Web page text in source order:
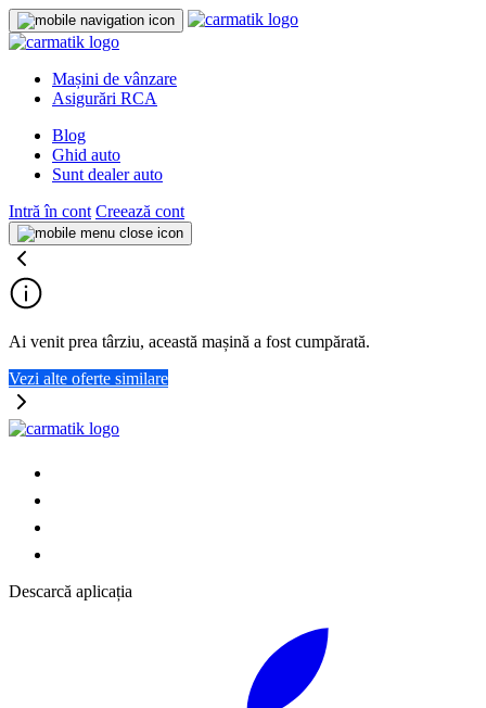
Mașini de vânzare
Asigurări RCA
Blog
Ghid auto
Sunt dealer auto
Intră în cont Creează cont
Ai venit prea târziu, această mașină a fost cumpărată.
Vezi alte oferte similare
Descarcă aplicația